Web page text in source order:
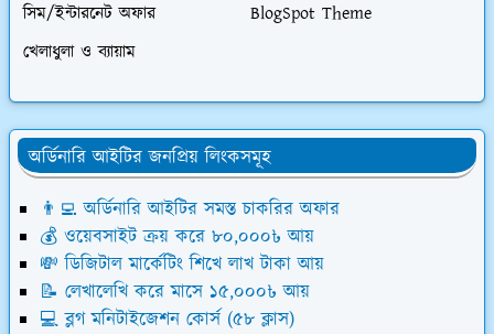
সিম/ইন্টারনেট অফার
BlogSpot Theme
খেলাধুলা ও ব্যায়াম
অর্ডিনারি আইটির জনপ্রিয় লিংকসমূহ
👨‍💻 অর্ডিনারি আইটির সমস্ত চাকরির অফার
💰 ওয়েবসাইট ক্রয় করে ৮০,০০০৳ আয়
💸 ডিজিটাল মার্কেটিং শিখে লাখ টাকা আয়
📝 লেখালেখি করে মাসে ১৫,০০০৳ আয়
💻 ব্লগ মনিটাইজেশন কোর্স (৫৮ ক্লাস)